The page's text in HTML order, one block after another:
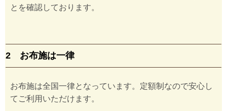
とを確認しております。
2 お布施は一律
お布施は全国一律となっています。定額制なので安心し
てご利用いただけます。